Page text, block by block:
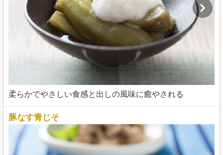
柔らかでやさしい食感と出しの風味に癒やされる
豚なす青じそ